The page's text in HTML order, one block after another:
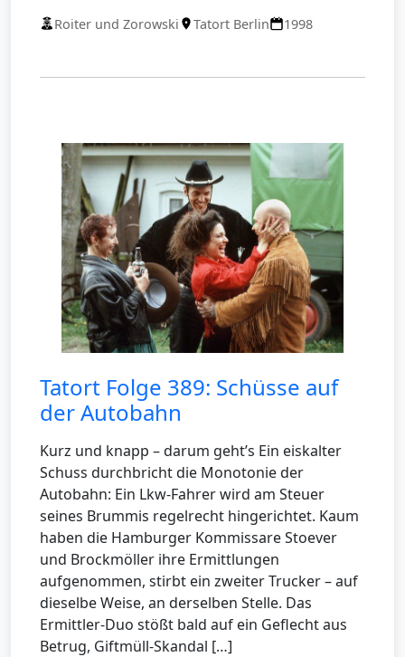
Roiter und Zorowski Tatort Berlin 1998
Tatort Folge 389: Schüsse auf
der Autobahn
Kurz und knapp – darum geht’s Ein eiskalter
Schuss durchbricht die Monotonie der
Autobahn: Ein Lkw-Fahrer wird am Steuer
seines Brummis regelrecht hingerichtet. Kaum
haben die Hamburger Kommissare Stoever
und Brockmöller ihre Ermittlungen
aufgenommen, stirbt ein zweiter Trucker – auf
dieselbe Weise, an derselben Stelle. Das
Ermittler-Duo stößt bald auf ein Geflecht aus
Betrug, Giftmüll-Skandal […]